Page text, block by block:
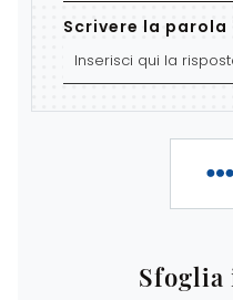
Sfoglia
Scrivere la